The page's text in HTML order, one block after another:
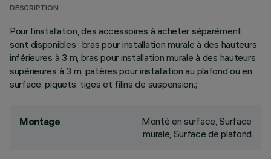
DESCRIPTION
Pour l’installation, des accessoires à acheter séparément
sont disponibles : bras pour installation murale à des hauteurs
inférieures à 3 m, bras pour installation murale à des hauteurs
supérieures à 3 m, patères pour installation au plafond ou en
surface, piquets, tiges et filins de suspension.;
Montage
Monté en surface, Surface
murale, Surface de plafond